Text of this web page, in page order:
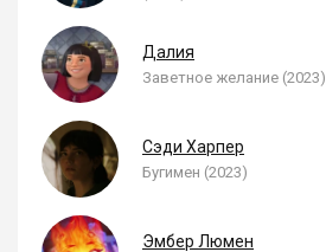
Далия
Заветное желание (2023)
Сэди Харпер
Бугимен (2023)
Эмбер Люмен